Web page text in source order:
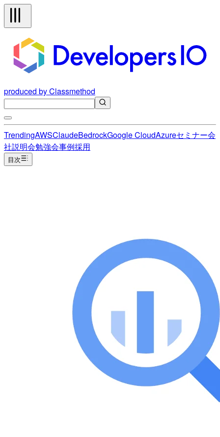
produced by Classmethod
TrendingAWSClaudeBedrockGoogle CloudAzureセミナー会
社説明会勉強会事例採用
目次